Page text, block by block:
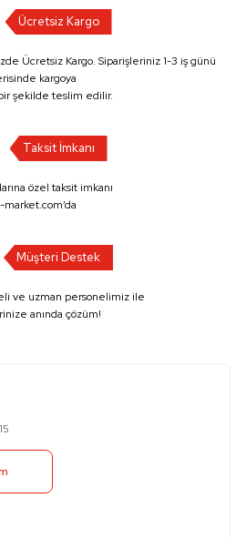
Ücretsiz Kargo
Ücretsiz Kargo. Siparişleriniz 1-3 iş günü
kargoya
şekilde teslim edilir.
Taksit İmkanı
özel taksit imkanı
market.com’da
Müşteri Destek
ve uzman personelimiz ile
anında çözüm!